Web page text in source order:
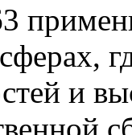
и